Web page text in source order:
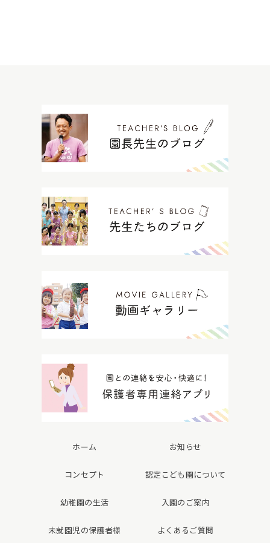
ホーム お知らせ
コンセプト 認定こども園について
幼稚園の生活 入園のご案内
未就園児の保護者様 よくあるご質問